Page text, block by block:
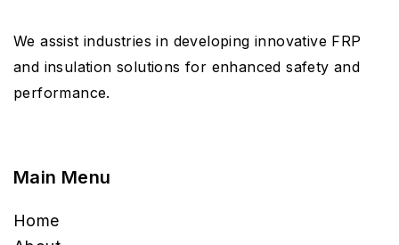
We assist industries in developing innovative FRP
and insulation solutions for enhanced safety and
performance.
Main Menu
Home